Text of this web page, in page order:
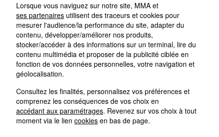
Lorsque vous naviguez sur notre site, MMA et
ses partenaires utilisent des traceurs et cookies pour
mesurer l'audience/la performance du site, adapter du
contenu, développer/améliorer nos produits,
stocker/accéder à des informations sur un terminal, lire du
contenu multimédia et proposer de la publicité ciblée en
fonction de vos données personnelles, votre navigation et
géolocalisation.
Consultez les finalités, personnalisez vos préférences et
comprenez les conséquences de vos choix en
accédant aux paramétrages. Revenez sur vos choix à tout
moment via le lien cookies en bas de page.